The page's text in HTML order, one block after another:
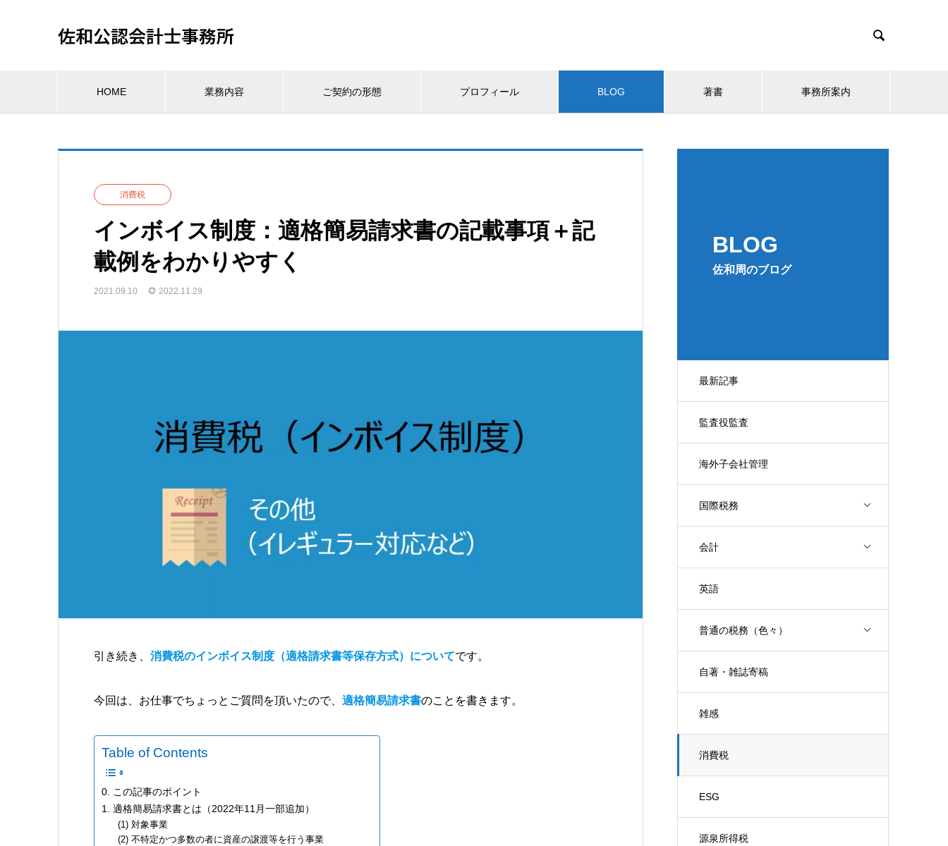
佐和公認会計士事務所 
HOME 業務内容 ご契約の形態 プロフィール BLOG 著書 事務所案内
BLOG
佐和周のブログ
最新記事
監査役監査
海外子会社管理
国際税務
会計
英語
普通の税務（色々）
自著・雑誌寄稿
雑感
消費税
ESG
源泉所得税
消費税
インボイス制度：適格簡易請求書の記載事項＋記
載例をわかりやすく
2021.09.10 2022.11.29
引き続き、 消費税のインボイス制度（適格請求書等保存方式）についてです。
今回は、お仕事でちょっとご質問を頂いたので、 適格簡易請求書のことを書きます。
Table of Contents
0. この記事のポイント
1. 適格簡易請求書とは（2022年11月一部追加）
(1) 対象事業
(2) 不特定かつ多数の者に資産の譲渡等を行う事業